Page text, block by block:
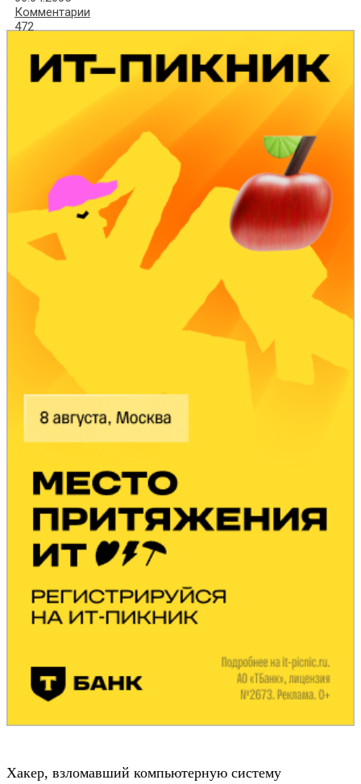
Комментарии
472
Хакер, взломавший компьютерную систему